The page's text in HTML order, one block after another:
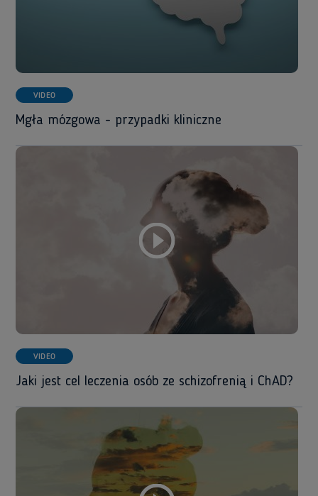
VIDEO
Mgła mózgowa - przypadki kliniczne
VIDEO
Jaki jest cel leczenia osób ze schizofrenią i ChAD?